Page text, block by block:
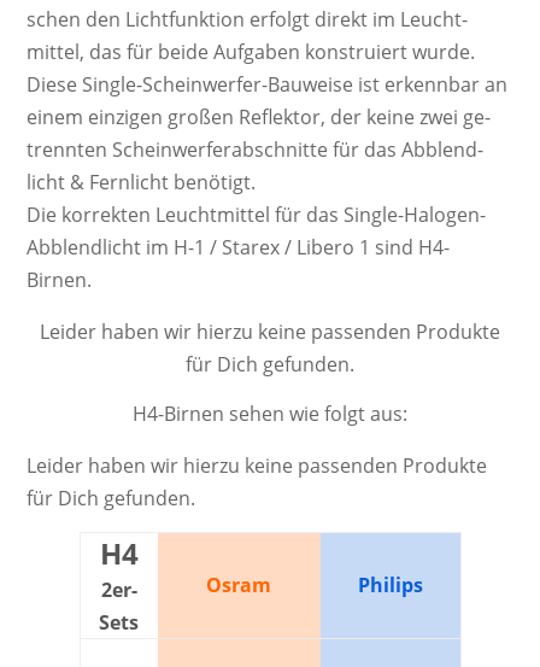
schen den Licht­funk­tion er­folgt di­rekt im Leucht­
mittel, das für beide Auf­ga­ben kons­tru­iert wurde.
Diese Single-Schein­werf­er-Bau­weise ist er­kenn­bar an
einem ein­zi­gen großen Re­flek­tor, der keine zwei ge­
trenn­ten Schein­werf­er­ab­schnit­te für das Ab­blend­
licht & Fern­licht be­nö­tigt.
Die kor­rek­ten Leucht­mittel für das Single-Halogen-
Abblendlicht im H-1 / Starex / Libero 1 sind H4-
Birnen.
Leider haben wir hierzu keine passenden Produkte
für Dich gefunden.
H4-Birnen sehen wie folgt aus:
Leider haben wir hierzu keine passenden Produkte
für Dich gefunden.
H4
2er-
Sets
Osram Philips